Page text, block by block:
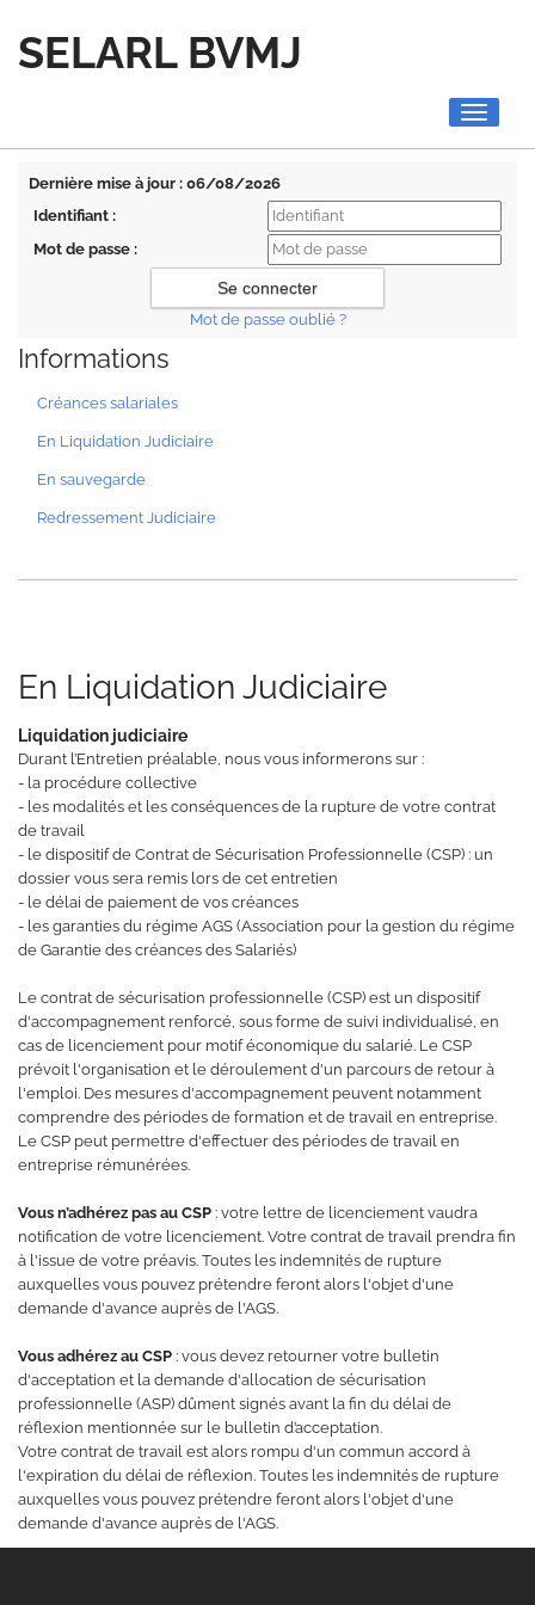
SELARL BVMJ
Toggle
Dernière mise à jour : 06/08/2026
Identifiant :
Mot de passe :
Mot de passe oublié ?
Informations
Créances salariales
En Liquidation Judiciaire
En sauvegarde
Redressement Judiciaire
En Liquidation Judiciaire
Liquidation judiciaire
Durant l’Entretien préalable, nous vous informerons sur :
- la procédure collective
- les modalités et les conséquences de la rupture de votre contrat
de travail
- le dispositif de Contrat de Sécurisation Professionnelle (CSP) : un
dossier vous sera remis lors de cet entretien
- le délai de paiement de vos créances
- les garanties du régime AGS (Association pour la gestion du régime
de Garantie des créances des Salariés)
Le contrat de sécurisation professionnelle (CSP) est un dispositif
d'accompagnement renforcé, sous forme de suivi individualisé, en
cas de licenciement pour motif économique du salarié. Le CSP
prévoit l'organisation et le déroulement d'un parcours de retour à
l'emploi. Des mesures d'accompagnement peuvent notamment
comprendre des périodes de formation et de travail en entreprise.
Le CSP peut permettre d'effectuer des périodes de travail en
entreprise rémunérées.
Vous n’adhérez pas au CSP : votre lettre de licenciement vaudra
notification de votre licenciement. Votre contrat de travail prendra fin
à l'issue de votre préavis. Toutes les indemnités de rupture
auxquelles vous pouvez prétendre feront alors l'objet d'une
demande d'avance auprès de l'AGS.
Vous adhérez au CSP : vous devez retourner votre bulletin
d'acceptation et la demande d'allocation de sécurisation
professionnelle (ASP) dûment signés avant la fin du délai de
réflexion mentionnée sur le bulletin d’acceptation.
Votre contrat de travail est alors rompu d'un commun accord à
l'expiration du délai de réflexion. Toutes les indemnités de rupture
auxquelles vous pouvez prétendre feront alors l'objet d'une
demande d'avance auprès de l'AGS.